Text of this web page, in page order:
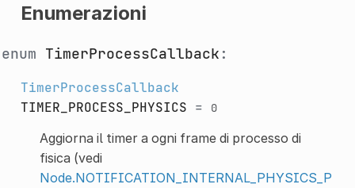
Enumerazioni
enum TimerProcessCallback :
TimerProcessCallback
TIMER_PROCESS_PHYSICS = 0
Aggiorna il timer a ogni frame di processo di
fisica (vedi
Node.NOTIFICATION_INTERNAL_PHYSICS_P